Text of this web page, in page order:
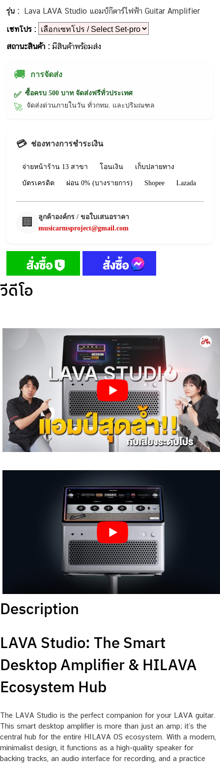
รุ่น :
Lava LAVA Studio แอมป์กีตาร์ไฟฟ้า Guitar Amplifier
เซทโปร :
สถานะสินค้า :มีสินค้าพร้อมส่ง
🚚 การจัดส่ง
✅ ซื้อครบ 500 บาท จัดส่งฟรีทั่วประเทศ
🚀 จัดส่งด่วนภายในวัน ทั่วกทม. และปริมณฑล
💳 ช่องทางการชำระเงิน
จ่ายหน้าร้าน 13 สาขา โอนเงิน เก็บปลายทาง
บัตรเครดิต ผ่อน 0% (บางรายการ) Shopee Lazada
🏢
ลูกค้าองค์กร / ขอใบเสนอราคา
musicarmsproject@gmail.com
วีดีโอ
Description
LAVA Studio: The Smart
Desktop Amplifier & HILAVA
Ecosystem Hub
The LAVA Studio is the perfect companion for your LAVA guitar.
This smart desktop amplifier is more than just an amp; it’s the
central hub for the entire HILAVA OS ecosystem. With a modern,
minimalist design, it functions as a high-quality speaker for
backing tracks, an audio interface for recording, and a practice